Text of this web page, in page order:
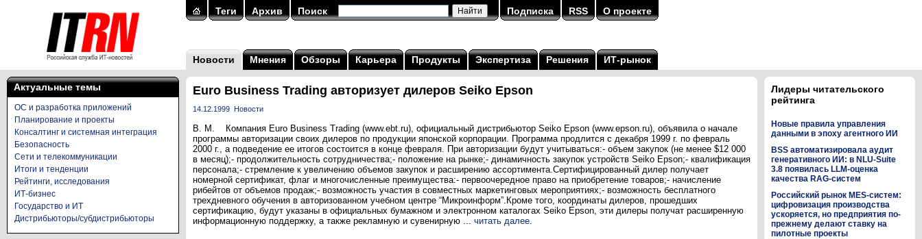
Теги Архив Поиск Подписка RSS О проекте
Новости Мнения Обзоры Карьера Продукты Экспертиза Решения ИТ-рынок
Актуальные темы
ОС и разработка приложений
Планирование и проекты
Консалтинг и системная интеграция
Безопасность
Сети и телекоммуникации
Итоги и тенденции
Рейтинги, исследования
ИТ-бизнес
Государство и ИТ
Дистрибьюторы/субдистрибьюторы
Euro Business Trading авторизует дилеров Seiko Epson
14.12.1999 Новости
В. М. Компания Euro Business Trading (www.ebt.ru), официальный дистрибьютор Seiko Epson (www.epson.ru), объявила о начале
программы авторизации своих дилеров по продукции японской корпорации. Программа продлится с декабря 1999 г. по февраль
2000 г., а подведение ее итогов состоится в конце февраля. При авторизации будут учитываться:- объем закупок (не менее $12 000
в месяц);- продолжительность сотрудничества;- положение на рынке;- динамичность закупок устройств Seiko Epson;- квалификация
персонала;- стремление к увеличению объемов закупок и расширению ассортимента.Сертифицированный дилер получает
номерной сертификат, флаг и многочисленные преимущества:- первоочередное право на приобретение товаров;- начисление
рибейтов от объемов продаж;- возможность участия в совместных маркетинговых мероприятиях;- возможность бесплатного
трехдневного обучения в авторизованном учебном центре “Микроинформ”.Кроме того, координаты дилеров, прошедших
сертификацию, будут указаны в официальных бумажном и электронном каталогах Seiko Epson, эти дилеры получат расширенную
информационную поддержку, а также рекламную и сувенирную ... читать далее.
Лидеры читательского
рейтинга
Новые правила управления
данными в эпоху агентного ИИ
BSS автоматизировала аудит
генеративного ИИ: в NLU-Suite
3.8 появилась LLM-оценка
качества RAG-систем
Российский рынок MES-систем:
цифровизация производства
ускоряется, но предприятия по-
прежнему делают ставку на
пилотные проекты